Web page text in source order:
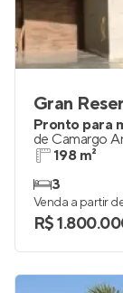
Gran
Pronto para
de Camargo
198 m²
3
Venda a partir
R$